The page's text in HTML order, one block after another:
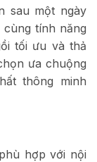
sau một ngày
cùng tính năng
tối ưu và thả
ưa chuộng
thông minh
hợp với nội